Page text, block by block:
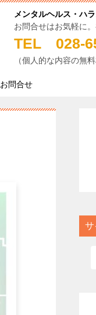
メンタルヘルス・ハ
お問合せはお気軽に
TEL 028-
（個人的な内容の無
お問合せ
サ